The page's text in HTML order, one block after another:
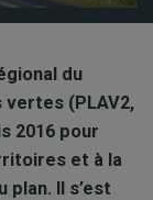
du
(PLAV2,
2016 pour
et à la
Il s’est